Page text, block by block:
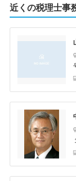
近くの税理士事